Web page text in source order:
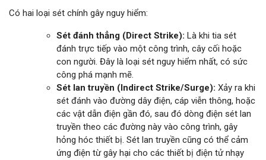
Có hai loại sét chính gây nguy hiểm:
Sét đánh thẳng (Direct Strike): Là khi tia sét
đánh trực tiếp vào một công trình, cây cối hoặc
con người. Đây là loại sét nguy hiểm nhất, có sức
công phá mạnh mẽ.
Sét lan truyền (Indirect Strike/Surge): Xảy ra khi
sét đánh vào đường dây điện, cáp viễn thông, hoặc
các vật dẫn điện gần đó, sau đó dòng điện sét lan
truyền theo các đường này vào công trình, gây
hỏng hóc thiết bị. Sét lan truyền cũng có thể cảm
ứng điện từ gây hại cho các thiết bị điện tử nhạy